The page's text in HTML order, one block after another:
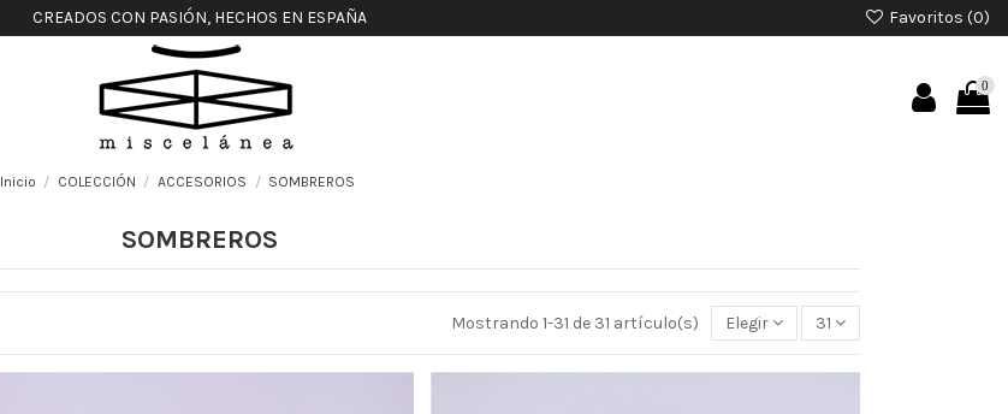
CREADOS CON PASIÓN, HECHOS EN ESPAÑA Favoritos (0)
0
Inicio COLECCIÓN ACCESORIOS SOMBREROS
SOMBREROS
Mostrando 1-31 de 31 artículo(s) Elegir 31